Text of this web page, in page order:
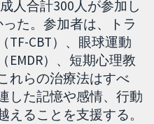
人合計300人が参加し
た。参加者は、トラ
TF-CBT）、眼球運動
EMDR）、短期心理教
れらの治療法はすべ
した記憶や感情、行動
えることを支援する。